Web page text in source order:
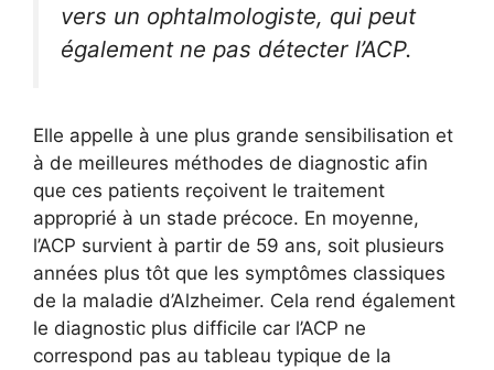
vers un ophtalmologiste, qui peut
également ne pas détecter l’ACP.
Elle appelle à une plus grande sensibilisation et
à de meilleures méthodes de diagnostic afin
que ces patients reçoivent le traitement
approprié à un stade précoce. En moyenne,
l’ACP survient à partir de 59 ans, soit plusieurs
années plus tôt que les symptômes classiques
de la maladie d’Alzheimer. Cela rend également
le diagnostic plus difficile car l’ACP ne
correspond pas au tableau typique de la